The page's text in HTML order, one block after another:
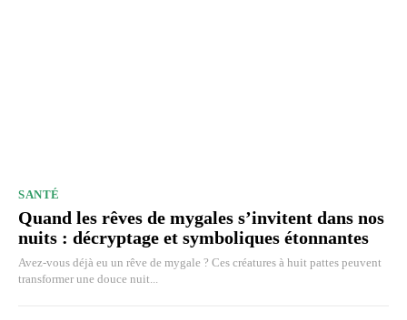
SANTÉ
Quand les rêves de mygales s’invitent dans nos
nuits : décryptage et symboliques étonnantes
Avez-vous déjà eu un rêve de mygale ? Ces créatures à huit pattes peuvent
transformer une douce nuit...